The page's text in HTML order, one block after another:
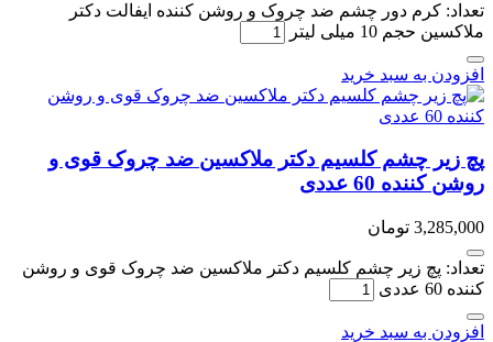
تعداد: کرم دور چشم ضد چروک و روشن کننده ایفالت دکتر
ملاکسین حجم 10 میلی لیتر
افزودن به سبد خرید
پچ زیر چشم کلسیم دکتر ملاکسین ضد چروک قوی و
روشن کننده 60 عددی
3,285,000 تومان
تعداد: پچ زیر چشم کلسیم دکتر ملاکسین ضد چروک قوی و روشن
کننده 60 عددی
افزودن به سبد خرید